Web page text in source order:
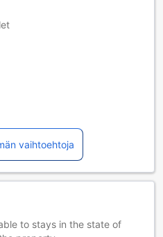
vaihtoehtoja
to stays in the state of